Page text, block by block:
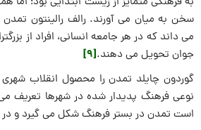
سخن به میان می آورند. رالف رالینتون تمدن
می داند که در هر جامعه انسانی، افراد از
جوان تحویل می دهند.[9]
گوردون چایلد تمدن را محصول انقلاب
نوعی فرهنگ پدیدار شده در شهرها تعریف
است تمدن در بستر فرهنگ شکل می گیرد و